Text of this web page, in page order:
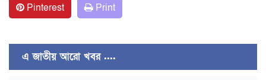
Pinterest
Print
এ জাতীয় আরো খবর ....